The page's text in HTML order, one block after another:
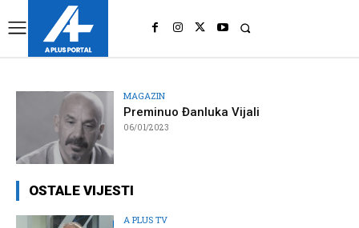
MAGAZIN
Preminuo Đanluka Vijali
06/01/2023
OSTALE VIJESTI
A PLUS TV